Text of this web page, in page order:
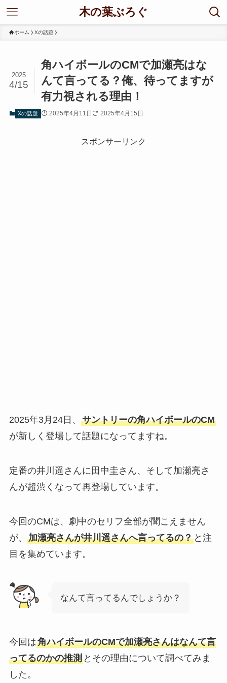
木の葉ぶろぐ
ホーム Xの話題
角ハイボールのCMで加瀬亮はな
んて言ってる？俺、待ってますが
有力視される理由！
2025
4/15
Xの話題 2025年4月11日 2025年4月15日
スポンサーリンク
2025年3月24日、 サントリーの角ハイボールのCM
が新しく登場して話題になってますね。
定番の井川遥さんに田中圭さん、そして加瀬亮さ
んが超渋くなって再登場しています。
今回のCMは、劇中のセリフ全部が聞こえません
が、 加瀬亮さんが井川遥さんへ言ってるの？と注
目を集めています。
なんて言ってるんでしょうか？
今回は角ハイボールのCMで加瀬亮さんはなんて言
ってるのかの推測とその理由について調べてみま
した。